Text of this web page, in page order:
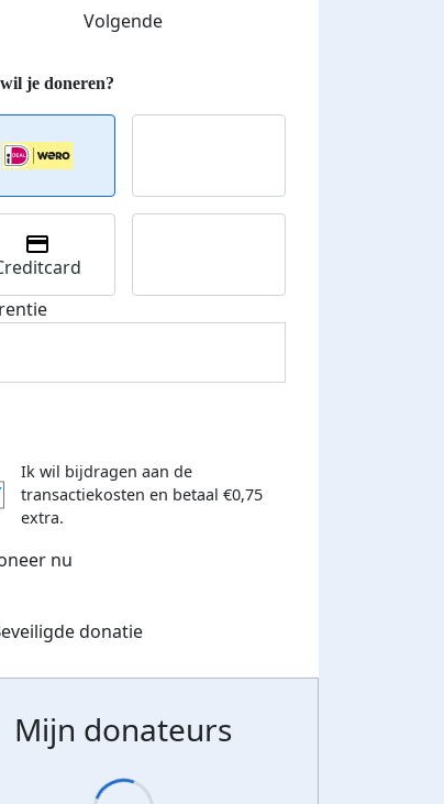
Volgende
Ik wil bijdragen aan de
transactiekosten en betaal €0,75
extra.
nu
Mijn donateurs